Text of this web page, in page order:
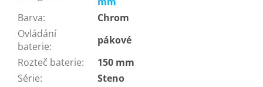
Barva:
Chrom
Ovládání
baterie:
pákové
Rozteč baterie:
150 mm
Série:
Steno